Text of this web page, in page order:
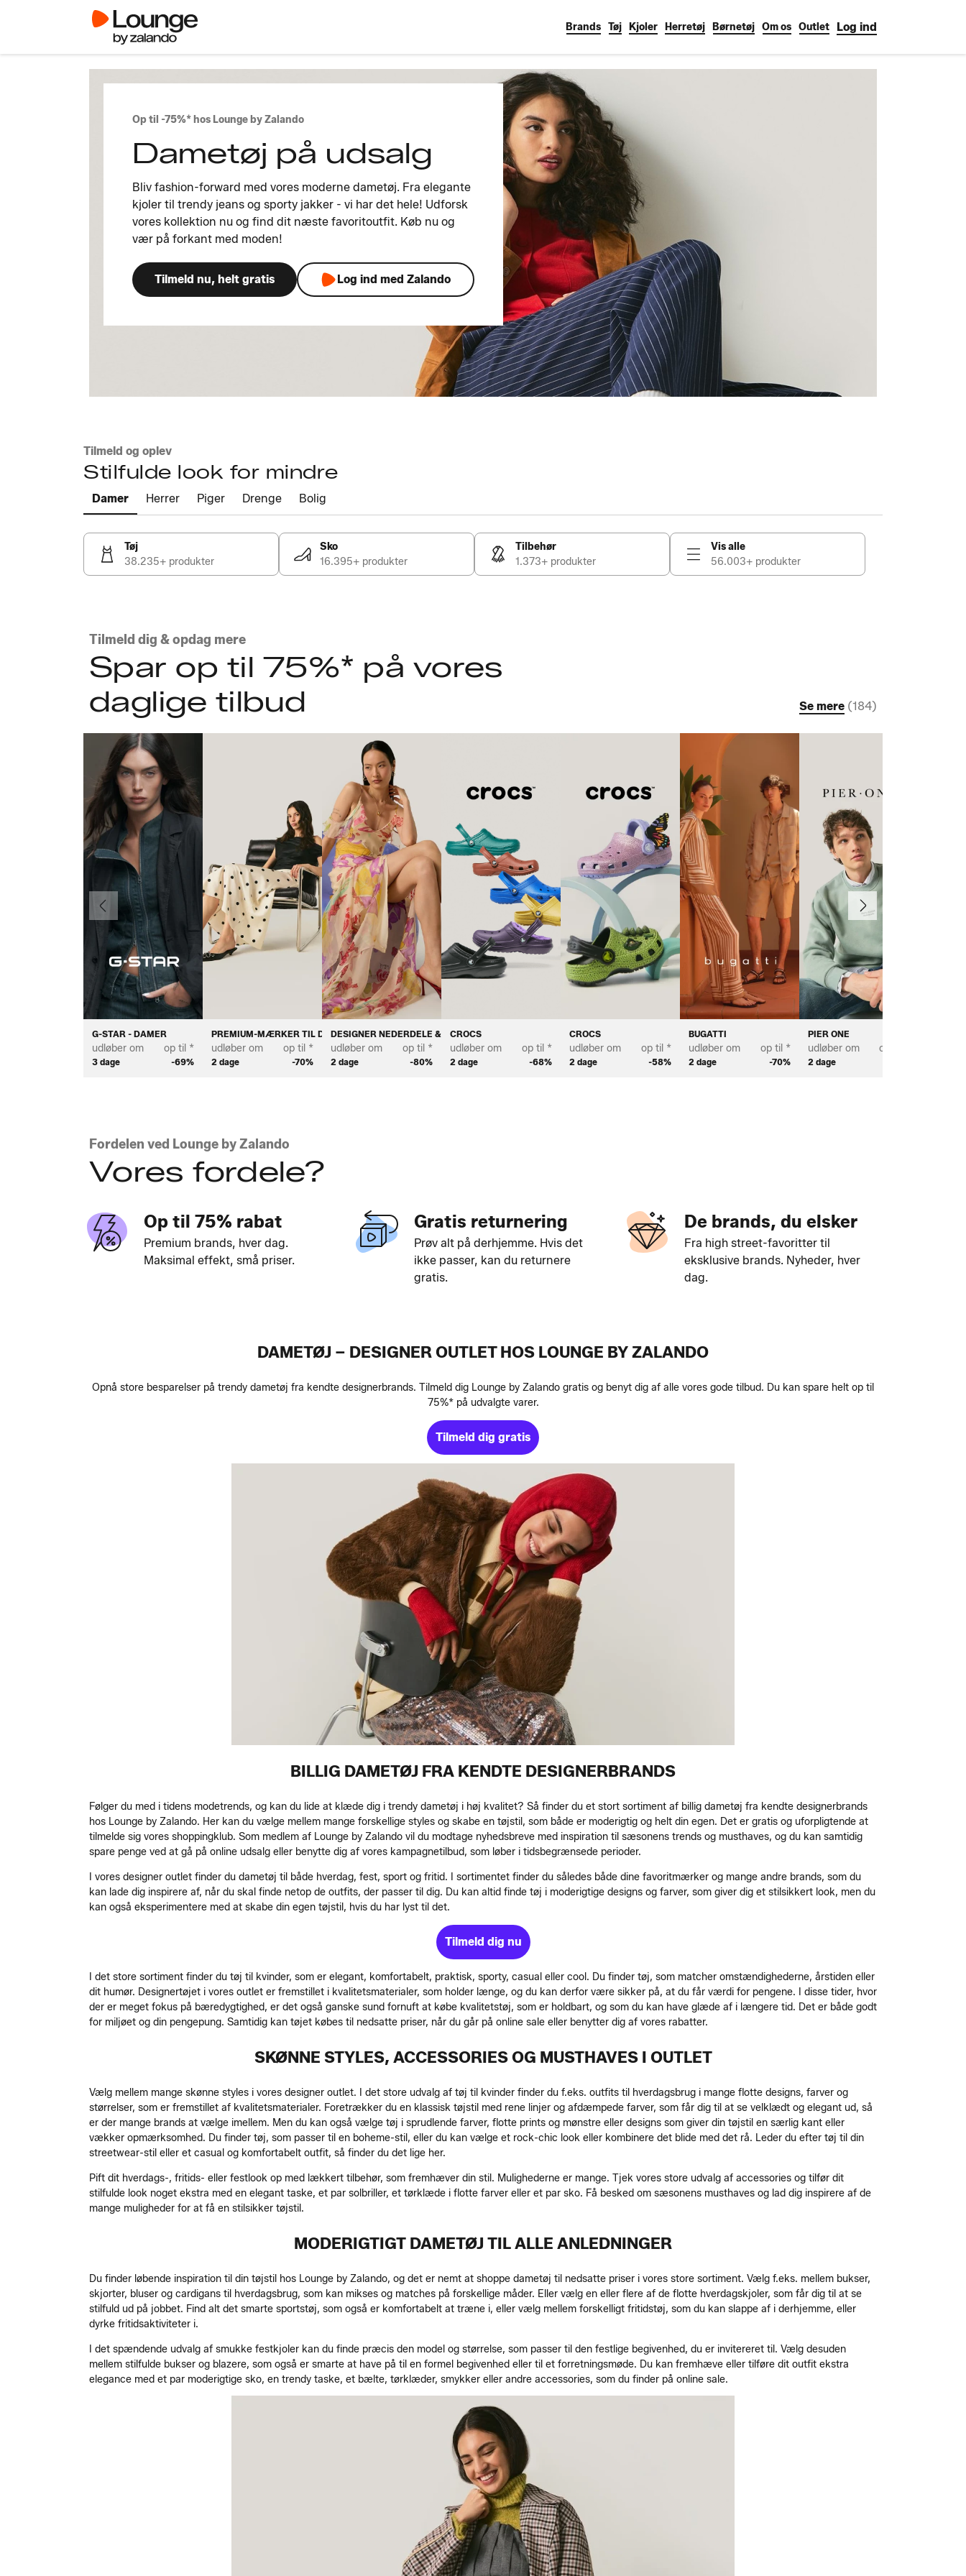
Brands Tøj Kjoler Herretøj Børnetøj Om os Outlet Log ind
Op til -75%* hos Lounge by Zalando
Dametøj på udsalg
Bliv fashion-forward med vores moderne dametøj. Fra elegante
kjoler til trendy jeans og sporty jakker - vi har det hele! Udforsk
vores kollektion nu og find dit næste favoritoutfit. Køb nu og
vær på forkant med moden!
Tilmeld nu, helt gratis Log ind med Zalando
Tilmeld og oplev
Stilfulde look for mindre
Damer Herrer Piger Drenge Bolig
Tøj
38.235+ produkter
Sko
16.395+ produkter
Tilbehør
1.373+ produkter
Vis alle
56.003+ produkter
Tilmeld dig & opdag mere
Spar op til 75%* på vores
daglige tilbud
Se mere (184)
G-STAR - DAMER
udløber om
3 dage
op til *
-69%
PREMIUM-MÆRKER TIL DAMER
udløber om
2 dage
op til *
-70%
DESIGNER NEDERDELE & KJOLER
udløber om
2 dage
op til *
-80%
CROCS
udløber om
2 dage
op til *
-68%
CROCS
udløber om
2 dage
op til *
-58%
BUGATTI
udløber om
2 dage
op til *
-70%
PIER ONE
udløber om
2 dage
op til *
Forrige Næste
Fordelen ved Lounge by Zalando
Vores fordele?
Op til 75% rabat
Premium brands, hver dag.
Maksimal effekt, små priser.
Gratis returnering
Prøv alt på derhjemme. Hvis det
ikke passer, kan du returnere
gratis.
De brands, du elsker
Fra high street-favoritter til
eksklusive brands. Nyheder, hver
dag.
DAMETØJ – DESIGNER OUTLET HOS LOUNGE BY ZALANDO
Opnå store besparelser på trendy dametøj fra kendte designerbrands. Tilmeld dig Lounge by Zalando gratis og benyt dig af alle vores gode tilbud. Du kan spare helt op til
75%* på udvalgte varer.
Tilmeld dig gratis
BILLIG DAMETØJ FRA KENDTE DESIGNERBRANDS
Følger du med i tidens modetrends, og kan du lide at klæde dig i trendy dametøj i høj kvalitet? Så finder du et stort sortiment af billig dametøj fra kendte designerbrands
hos Lounge by Zalando. Her kan du vælge mellem mange forskellige styles og skabe en tøjstil, som både er moderigtig og helt din egen. Det er gratis og uforpligtende at
tilmelde sig vores shoppingklub. Som medlem af Lounge by Zalando vil du modtage nyhedsbreve med inspiration til sæsonens trends og musthaves, og du kan samtidig
spare penge ved at gå på online udsalg eller benytte dig af vores kampagnetilbud, som løber i tidsbegrænsede perioder.
I vores designer outlet finder du dametøj til både hverdag, fest, sport og fritid. I sortimentet finder du således både dine favoritmærker og mange andre brands, som du
kan lade dig inspirere af, når du skal finde netop de outfits, der passer til dig. Du kan altid finde tøj i moderigtige designs og farver, som giver dig et stilsikkert look, men du
kan også eksperimentere med at skabe din egen tøjstil, hvis du har lyst til det.
Tilmeld dig nu
I det store sortiment finder du tøj til kvinder, som er elegant, komfortabelt, praktisk, sporty, casual eller cool. Du finder tøj, som matcher omstændighederne, årstiden eller
dit humør. Designertøjet i vores outlet er fremstillet i kvalitetsmaterialer, som holder længe, og du kan derfor være sikker på, at du får værdi for pengene. I disse tider, hvor
der er meget fokus på bæredygtighed, er det også ganske sund fornuft at købe kvalitetstøj, som er holdbart, og som du kan have glæde af i længere tid. Det er både godt
for miljøet og din pengepung. Samtidig kan tøjet købes til nedsatte priser, når du går på online sale eller benytter dig af vores rabatter.
SKØNNE STYLES, ACCESSORIES OG MUSTHAVES I OUTLET
Vælg mellem mange skønne styles i vores designer outlet. I det store udvalg af tøj til kvinder finder du f.eks. outfits til hverdagsbrug i mange flotte designs, farver og
størrelser, som er fremstillet af kvalitetsmaterialer. Foretrækker du en klassisk tøjstil med rene linjer og afdæmpede farver, som får dig til at se velklædt og elegant ud, så
er der mange brands at vælge imellem. Men du kan også vælge tøj i sprudlende farver, flotte prints og mønstre eller designs som giver din tøjstil en særlig kant eller
vækker opmærksomhed. Du finder tøj, som passer til en boheme-stil, eller du kan vælge et rock-chic look eller kombinere det blide med det rå. Leder du efter tøj til din
streetwear-stil eller et casual og komfortabelt outfit, så finder du det lige her.
Pift dit hverdags-, fritids- eller festlook op med lækkert tilbehør, som fremhæver din stil. Mulighederne er mange. Tjek vores store udvalg af accessories og tilfør dit
stilfulde look noget ekstra med en elegant taske, et par solbriller, et tørklæde i flotte farver eller et par sko. Få besked om sæsonens musthaves og lad dig inspirere af de
mange muligheder for at få en stilsikker tøjstil.
MODERIGTIGT DAMETØJ TIL ALLE ANLEDNINGER
Du finder løbende inspiration til din tøjstil hos Lounge by Zalando, og det er nemt at shoppe dametøj til nedsatte priser i vores store sortiment. Vælg f.eks. mellem bukser,
skjorter, bluser og cardigans til hverdagsbrug, som kan mikses og matches på forskellige måder. Eller vælg en eller flere af de flotte hverdagskjoler, som får dig til at se
stilfuld ud på jobbet. Find alt det smarte sportstøj, som også er komfortabelt at træne i, eller vælg mellem forskelligt fritidstøj, som du kan slappe af i derhjemme, eller
dyrke fritidsaktiviteter i.
I det spændende udvalg af smukke festkjoler kan du finde præcis den model og størrelse, som passer til den festlige begivenhed, du er invitereret til. Vælg desuden
mellem stilfulde bukser og blazere, som også er smarte at have på til en formel begivenhed eller til et forretningsmøde. Du kan fremhæve eller tilføre dit outfit ekstra
elegance med et par moderigtige sko, en trendy taske, et bælte, tørklæder, smykker eller andre accessories, som du finder på online sale.